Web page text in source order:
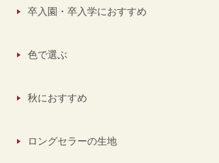
卒入園・卒入学におすすめ
色で選ぶ
秋におすすめ
ロングセラーの生地